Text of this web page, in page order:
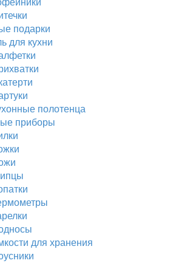
подарки
для кухни
полотенца
приборы
для хранения